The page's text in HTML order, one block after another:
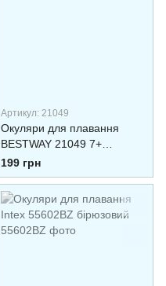
Артикул: 21049
Окуляри для плавання
BESTWAY 21049 7+
Голубой
199 грн